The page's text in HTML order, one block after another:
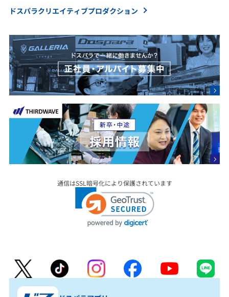
ドスパラクリエイティブプロダクション
通信はSSL暗号化により保護されています